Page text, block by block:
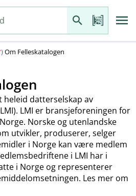
)Om Felleskatalogen
heleid datterselskap av
LMI er bransjeforeningen for
Norske og utenlandske
utvikler, produserer, selger
i Norge kan være medlem
i LMI har i
i Norge og representerer
Les mer om